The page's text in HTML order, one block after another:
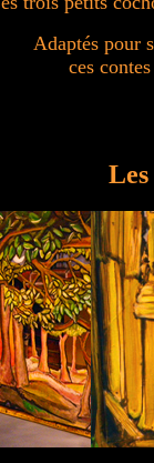
Adaptés pour
ces